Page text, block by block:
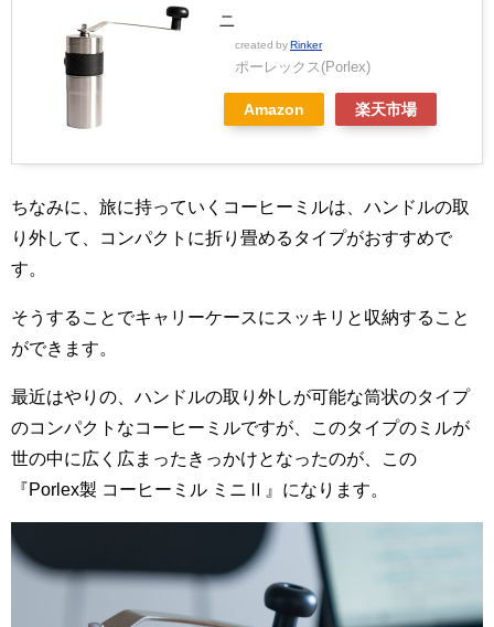
ニ
created by Rinker
ポーレックス(Porlex)
Amazon 楽天市場
ちなみに、旅に持っていくコーヒーミルは、ハンドルの取
り外して、コンパクトに折り畳めるタイプがおすすめで
す。
そうすることでキャリーケースにスッキリと収納すること
ができます。
最近はやりの、ハンドルの取り外しが可能な筒状のタイプ
のコンパクトなコーヒーミルですが、このタイプのミルが
世の中に広く広まったきっかけとなったのが、この
『Porlex製 コーヒーミル ミニⅡ』になります。